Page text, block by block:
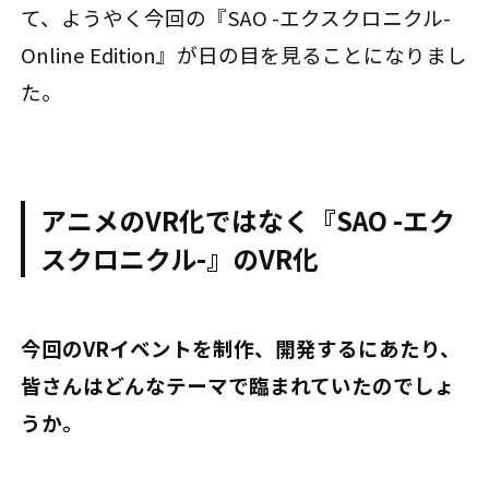
て、ようやく今回の『SAO -エクスクロニクル-
Online Edition』が日の目を見ることになりまし
た。
アニメのVR化ではなく『SAO -エク
スクロニクル-』のVR化
――今回のVRイベントを制作、開発するにあたり、
皆さんはどんなテーマで臨まれていたのでしょ
うか。